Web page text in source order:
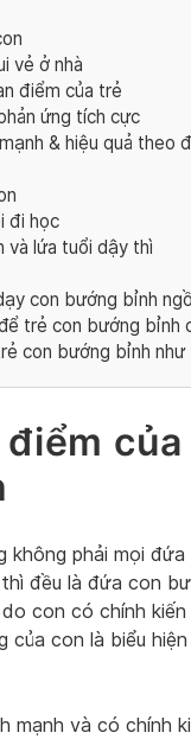
vẻ ở nhà
điểm của trẻ
ứng tích cực
& hiệu quả theo
đi học
và lứa tuổi dậy thì
con bướng bỉnh
trẻ con bướng bỉnh
con bướng bỉnh như
không phải mọi
đều là đứa con
con có chính
của con là biểu
mạnh và có chính